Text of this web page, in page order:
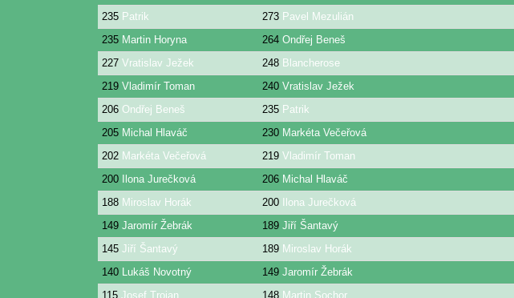
235 Patrik 273 Pavel Mezulián
235 Martin Horyna 264 Ondřej Beneš
227 Vratislav Ježek 248 Blancherose
219 Vladimír Toman 240 Vratislav Ježek
206 Ondřej Beneš 235 Patrik
205 Michal Hlaváč 230 Markéta Večeřová
202 Markéta Večeřová 219 Vladimír Toman
200
Ilona Jurečková 206 Michal Hlaváč
188 Miroslav Horák 200 Ilona Jurečková
149 Jaromír Žebrák 189 Jiří Šantavý
145 Jiří Šantavý 189 Miroslav Horák
140 Lukáš Novotný 149 Jaromír Žebrák
115 Josef Trojan 148 Martin Sochor